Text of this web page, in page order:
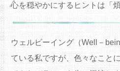
心を穏やかにするヒントは「
ウェルビーイング（Well－
ている私ですが、色々なこと